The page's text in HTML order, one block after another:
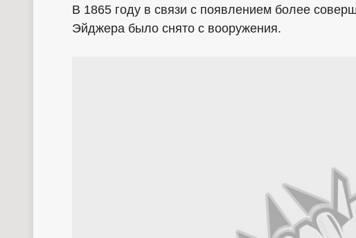
В 1865 году в связи с появлением более
Эйджера было снято с вооружения.